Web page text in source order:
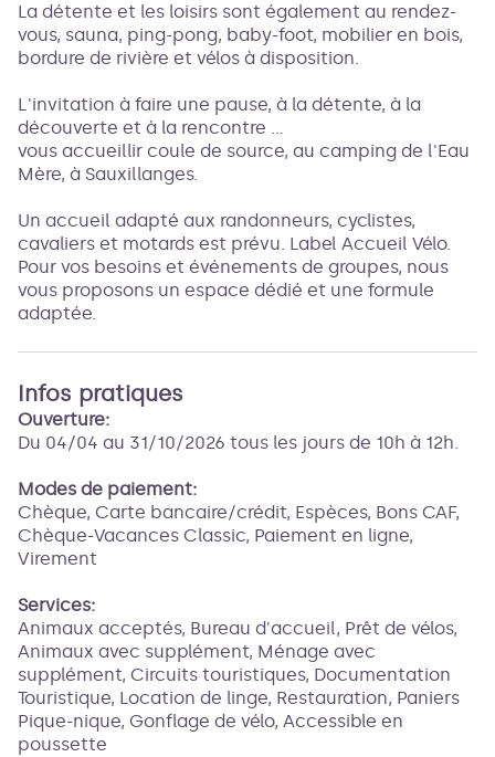
La détente et les loisirs sont également au rendez-
vous, sauna, ping-pong, baby-foot, mobilier en bois,
bordure de rivière et vélos à disposition.
L'invitation à faire une pause, à la détente, à la
découverte et à la rencontre ...
vous accueillir coule de source, au camping de l'Eau
Mère, à Sauxillanges.
Un accueil adapté aux randonneurs, cyclistes,
cavaliers et motards est prévu. Label Accueil Vélo.
Pour vos besoins et événements de groupes, nous
vous proposons un espace dédié et une formule
adaptée.
Infos pratiques
Ouverture:
Du 04/04 au 31/10/2026 tous les jours de 10h à 12h.
Modes de paiement:
Chèque, Carte bancaire/crédit, Espèces, Bons CAF,
Chèque-Vacances Classic, Paiement en ligne,
Virement
Services:
Animaux acceptés, Bureau d'accueil, Prêt de vélos,
Animaux avec supplément, Ménage avec
supplément, Circuits touristiques, Documentation
Touristique, Location de linge, Restauration, Paniers
Pique-nique, Gonflage de vélo, Accessible en
poussette